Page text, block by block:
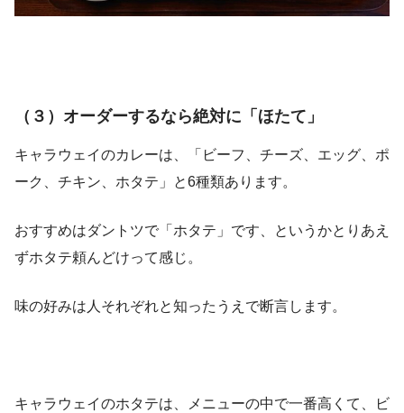
（３）オーダーするなら絶対に「ほたて」
キャラウェイのカレーは、「ビーフ、チーズ、エッグ、ポ
ーク、チキン、ホタテ」と6種類あります。
おすすめはダントツで「ホタテ」です、というかとりあえ
ずホタテ頼んどけって感じ。
味の好みは人それぞれと知ったうえで断言します。
キャラウェイのホタテは、メニューの中で一番高くて、ビ